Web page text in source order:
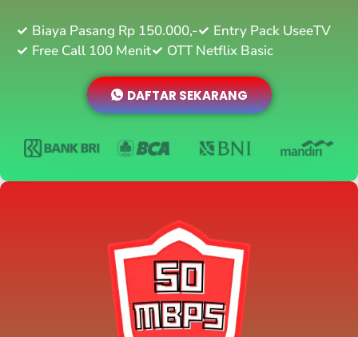
Biaya Pasang Rp 150.000,-
Entry Pack UseeTV
Free Call 100 Menit
OTT Netflix Basic
DAFTAR SEKARANG